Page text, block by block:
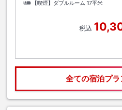
【喫煙】ダブルルーム 17平米
税込
全ての宿泊プラ